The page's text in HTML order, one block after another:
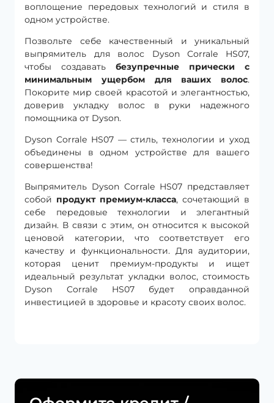
воплощение передовых технологий и стиля в
одном устройстве.
Позвольте себе качественный и уникальный
выпрямитель для волос Dyson Corrale HS07,
чтобы создавать безупречные прически с
минимальным ущербом для ваших волос.
Покорите мир своей красотой и элегантностью,
доверив укладку волос в руки надежного
помощника от Dyson.
Dyson Corrale HS07 — стиль, технологии и уход
объединены в одном устройстве для вашего
совершенства!
Выпрямитель Dyson Corrale HS07 представляет
собой продукт премиум-класса, сочетающий в
себе передовые технологии и элегантный
дизайн. В связи с этим, он относится к высокой
ценовой категории, что соответствует его
качеству и функциональности. Для аудитории,
которая ценит премиум-продукты и ищет
идеальный результат укладки волос, стоимость
Dyson Corrale HS07 будет оправданной
инвестицией в здоровье и красоту своих волос.